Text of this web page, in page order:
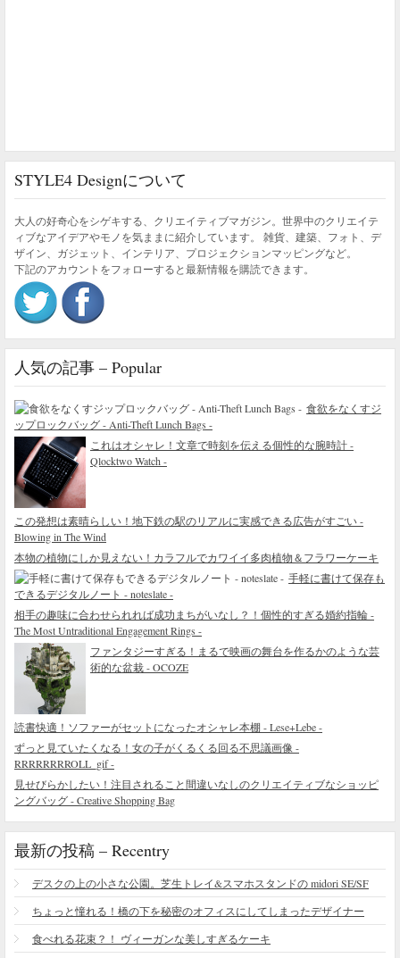
STYLE4 Designについて
大人の好奇心をシゲキする、クリエイティブマガジン。世界中のクリエイテ
ィブなアイデアやモノを気ままに紹介しています。 雑貨、建築、フォト、デ
ザイン、ガジェット、インテリア、プロジェクションマッピングなど。
下記のアカウントをフォローすると最新情報を購読できます。
人気の記事 – Popular
食欲をなくすジ
ップロックバッグ - Anti-Theft Lunch Bags -
これはオシャレ！文章で時刻を伝える個性的な腕時計 -
Qlocktwo Watch -
この発想は素晴らしい！地下鉄の駅のリアルに実感できる広告がすごい -
Blowing in The Wind
本物の植物にしか見えない！カラフルでカワイイ多肉植物＆フラワーケーキ
手軽に書けて保存も
できるデジタルノート - noteslate -
相手の趣味に合わせられれば成功まちがいなし？！個性的すぎる婚約指輪 -
The Most Untraditional Engagement Rings -
ファンタジーすぎる！まるで映画の舞台を作るかのような芸
術的な盆栽 - OCOZE
読書快適！ソファーがセットになったオシャレ本棚 - Lese+Lebe -
ずっと見ていたくなる！女の子がくるくる回る不思議画像 -
RRRRRRRROLL_gif -
見せびらかしたい！注目されること間違いなしのクリエイティブなショッピ
ングバッグ - Creative Shopping Bag
最新の投稿 – Recentry
デスクの上の小さな公園。芝生トレイ&スマホスタンドの midori SE/SF
ちょっと憧れる！橋の下を秘密のオフィスにしてしまったデザイナー
食べれる花束？！ ヴィーガンな美しすぎるケーキ